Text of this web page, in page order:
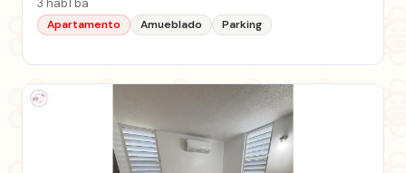
3 hab 1 ba
Apartamento Amueblado Parking